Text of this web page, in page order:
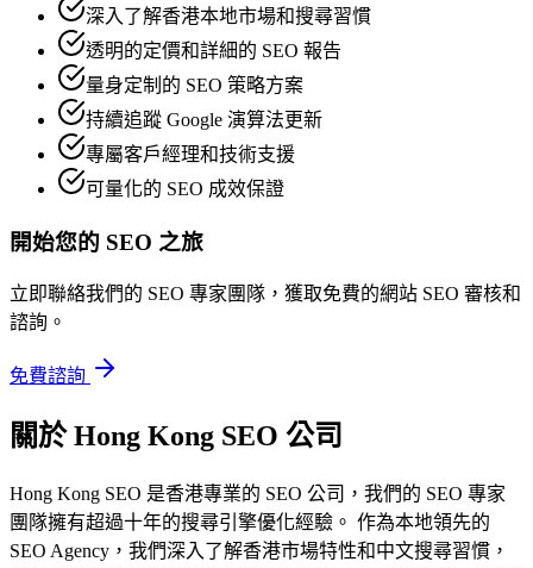
深入了解香港本地市場和搜尋習慣
透明的定價和詳細的 SEO 報告
量身定制的 SEO 策略方案
持續追蹤 Google 演算法更新
專屬客戶經理和技術支援
可量化的 SEO 成效保證
開始您的 SEO 之旅
立即聯絡我們的 SEO 專家團隊，獲取免費的網站 SEO 審核和
諮詢。
免費諮詢
關於 Hong Kong SEO 公司
Hong Kong SEO 是香港專業的 SEO 公司，我們的 SEO 專家
團隊擁有超過十年的搜尋引擎優化經驗。 作為本地領先的
SEO Agency，我們深入了解香港市場特性和中文搜尋習慣，